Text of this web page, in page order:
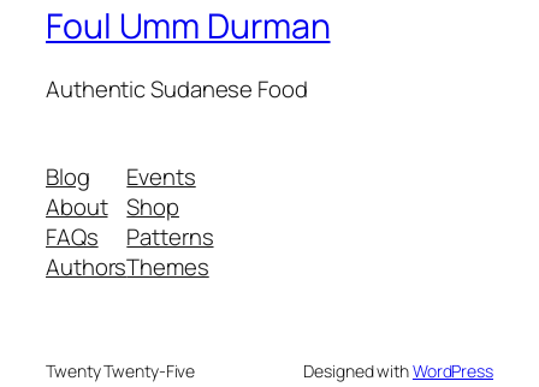
Foul Umm Durman
Authentic Sudanese Food
Blog
About
FAQs
Authors
Events
Shop
Patterns
Themes
Twenty Twenty-Five Designed withWordPress